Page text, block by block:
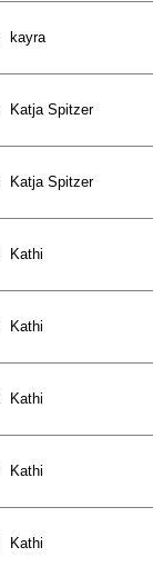
kayra
Katja Spitzer
Katja Spitzer
Kathi
Kathi
Kathi
Kathi
Kathi